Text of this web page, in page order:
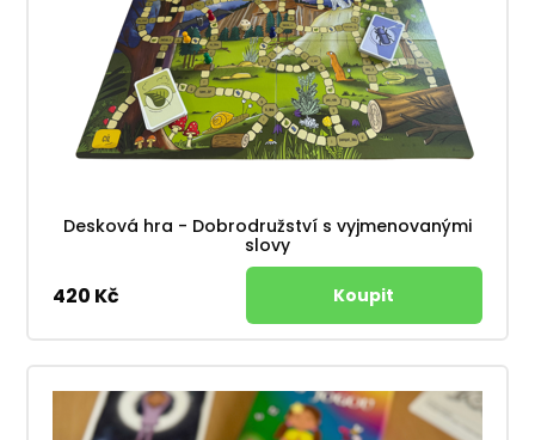
Desková hra - Dobrodružství s vyjmenovanými
slovy
420 Kč